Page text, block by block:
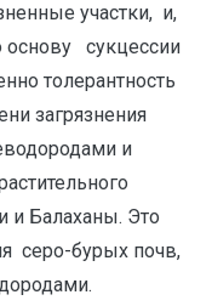
участки, и,
основу сукцессии
толерантность
загрязнения
и
и Балаханы. Это
серо-бурых почв,